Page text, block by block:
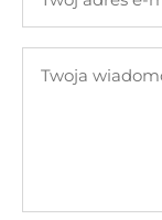
adres
mail
wiadomość